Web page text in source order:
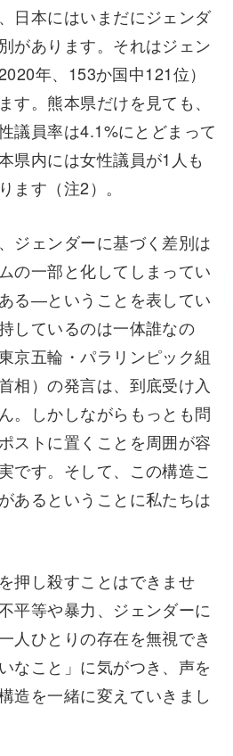
日本にはいまだにジェンダ
があります。それはジェン
年、153か国中121位）
す。熊本県だけを見ても、
議員率は4.1%にとどまって
県内には女性議員が1人も
ます（注2）。
ジェンダーに基づく差別は
の一部と化してしまってい
る―ということを表してい
しているのは一体誰なの
京五輪・パラリンピック組
相）の発言は、到底受け入
。しかしながらもっとも問
ストに置くことを周囲が容
です。そして、この構造こ
あるということに私たちは
押し殺すことはできませ
平等や暴力、ジェンダーに
人ひとりの存在を無視でき
なこと」に気がつき、声を
造を一緒に変えていきまし